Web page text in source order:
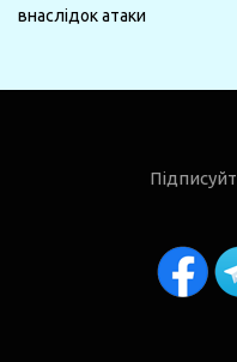
внаслідок атаки